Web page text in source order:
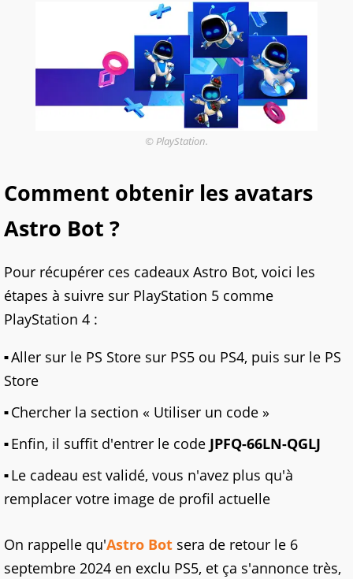
© PlayStation.
Comment obtenir les avatars
Astro Bot ?
Pour récupérer ces cadeaux Astro Bot, voici les
étapes à suivre sur PlayStation 5 comme
PlayStation 4 :
Aller sur le PS Store sur PS5 ou PS4, puis sur le PS
Store
Chercher la section « Utiliser un code »
Enfin, il suffit d'entrer le code JPFQ-66LN-QGLJ
Le cadeau est validé, vous n'avez plus qu'à
remplacer votre image de profil actuelle
On rappelle qu'Astro Bot sera de retour le 6
septembre 2024 en exclu PS5, et ça s'annonce très,